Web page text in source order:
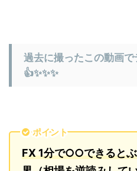
過去に撮ったこの動画
👍✨✨✨
ポイント
FX 1分で○○できると